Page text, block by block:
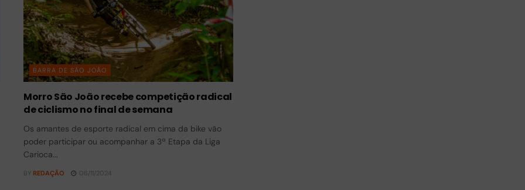
BARRA DE SÃO JOÃO
Morro São João recebe competição radical
de ciclismo no final de semana
Os amantes de esporte radical em cima da bike vão
poder participar ou acompanhar a 3ª Etapa da Liga
Carioca...
BY REDAÇÃO 06/11/2024